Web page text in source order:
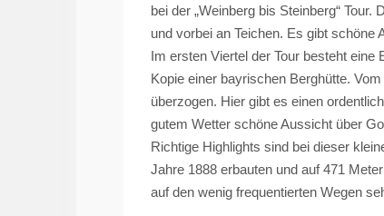
bei der „Weinberg bis Steinberg“
und vorbei an Teichen. Es gibt schöne
Im ersten Viertel der Tour besteht
Kopie einer bayrischen Berghütte.
überzogen. Hier gibt es einen
gutem Wetter schöne Aussicht über
Richtige Highlights sind bei dieser
Jahre 1888 erbauten und auf 471
auf den wenig frequentierten Wegen